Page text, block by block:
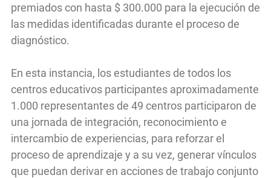
premiados con hasta $ 300.000 para la ejecución de
las medidas identificadas durante el proceso de
diagnóstico.
En esta instancia, los estudiantes de todos los
centros educativos participantes aproximadamente
1.000 representantes de 49 centros participaron de
una jornada de integración, reconocimiento e
intercambio de experiencias, para reforzar el
proceso de aprendizaje y a su vez, generar vínculos
que puedan derivar en acciones de trabajo conjunto